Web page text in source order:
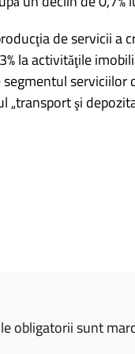
de servicii a
la activităţile
„transport şi
obligatorii sunt